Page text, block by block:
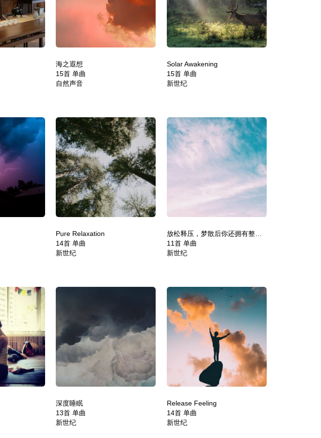
海之遐想
15首 单曲
自然声音
Solar Awakening
15首 单曲
新世纪
Pure Relaxation
14首 单曲
新世纪
放松释压，梦散后你还拥有整个夜晚。
11首 单曲
新世纪
深度睡眠
13首 单曲
新世纪
Release Feeling
14首 单曲
新世纪